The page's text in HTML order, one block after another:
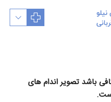
باشد تصویر اندام های